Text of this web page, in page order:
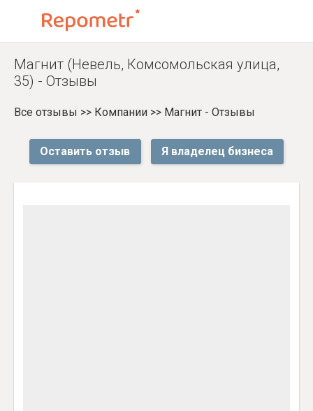
Магнит (Невель, Комсомольская улица,
35) - Отзывы
Все отзывы >> Компании >> Магнит - Отзывы
Оставить отзыв Я владелец бизнеса